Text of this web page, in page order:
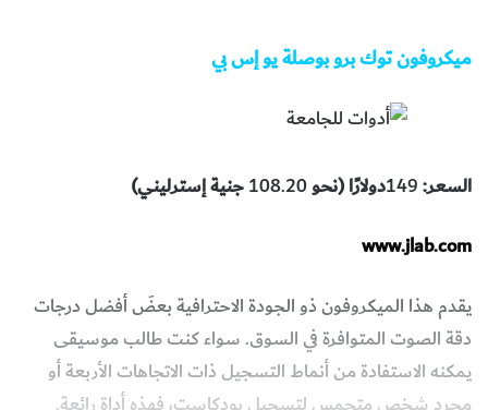
ميكروفون توك برو بوصلة يو إس بي
السعر: دولارًا (نحو108.20جنية إسترليني)
www.jlab.com
يقدم هذا الميكروفون ذو الجودة الاحترافية بعضَ أفضل درجات
دقة الصوت المتوافرة في السوق. سواء كنت طالب موسيقى
يمكنه الاستفادة من أنماط التسجيل ذات الاتجاهات الأربعة أو